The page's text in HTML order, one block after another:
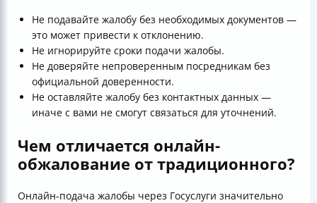
Не подавайте жалобу без необходимых документов —
это может привести к отклонению.
Не игнорируйте сроки подачи жалобы.
Не доверяйте непроверенным посредникам без
официальной доверенности.
Не оставляйте жалобу без контактных данных —
иначе с вами не смогут связаться для уточнений.
Чем отличается онлайн-
обжалование от традиционного?
Онлайн-подача жалобы через Госуслуги значительно